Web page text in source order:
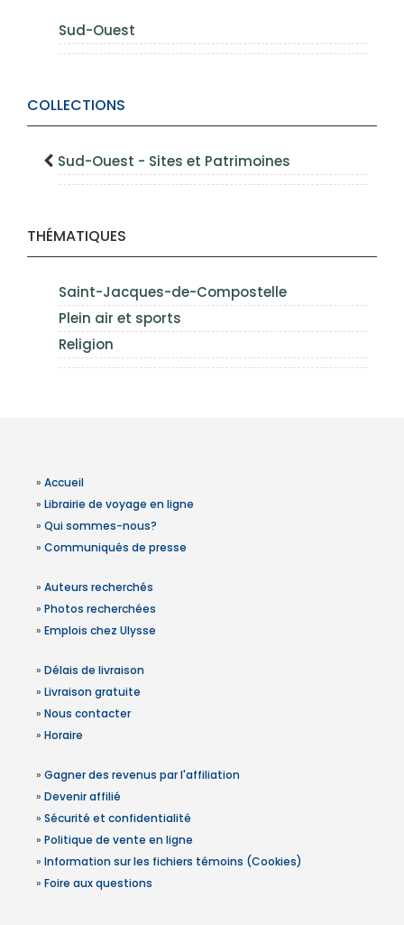
Sud-Ouest
COLLECTIONS
Sud-Ouest - Sites et Patrimoines
THÉMATIQUES
Saint-Jacques-de-Compostelle
Plein air et sports
Religion
» Accueil
» Librairie de voyage en ligne
» Qui sommes-nous?
» Communiqués de presse
» Auteurs recherchés
» Photos recherchées
» Emplois chez Ulysse
» Délais de livraison
» Livraison gratuite
» Nous contacter
» Horaire
» Gagner des revenus par l'affiliation
» Devenir affilié
» Sécurité et confidentialité
» Politique de vente en ligne
» Information sur les fichiers témoins (Cookies)
» Foire aux questions